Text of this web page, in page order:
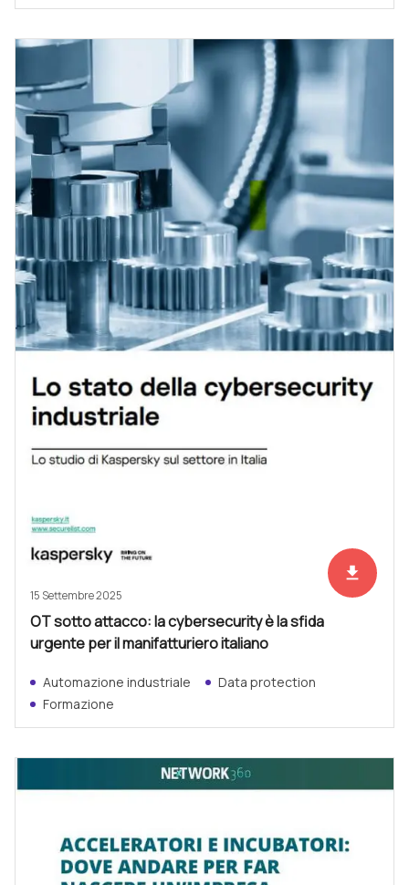
Scarica
file_download
15 Settembre 2025
OT sotto attacco: la cybersecurity è la sfida
urgente per il manifatturiero italiano
Automazione industriale
Data protection
Formazione